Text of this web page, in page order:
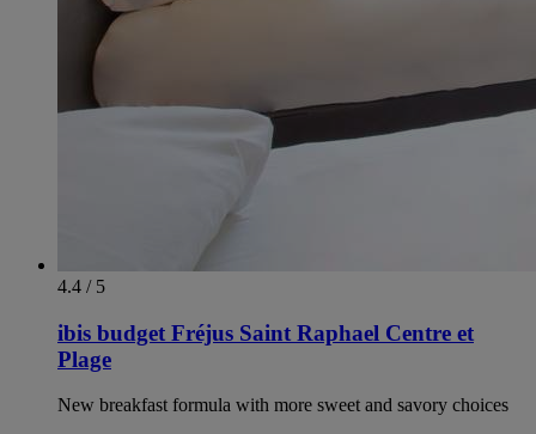
4.4 / 5
ibis budget Fréjus Saint Raphael Centre et
Plage
New breakfast formula with more sweet and savory choices